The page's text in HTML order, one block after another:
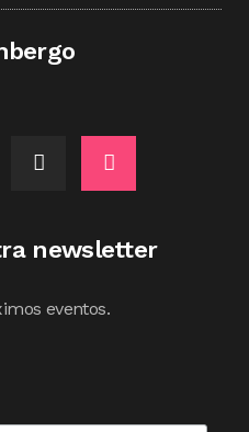
newsletter
eventos.